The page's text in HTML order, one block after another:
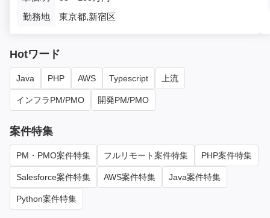
勤務地
東京都,新宿区
Hotワード
Java PHP AWS Typescript 上流
インフラPM/PMO 開発PM/PMO
案件特集
PM・PMO案件特集 フルリモート案件特集 PHP案件特集
Salesforce案件特集 AWS案件特集 Java案件特集
Python案件特集